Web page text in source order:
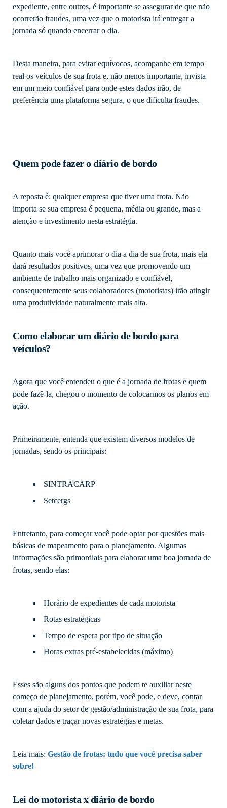
expediente, entre outros, é importante se assegurar de que não
ocorrerão fraudes, uma vez que o motorista irá entregar a
jornada só quando encerrar o dia.
Desta maneira, para evitar equívocos, acompanhe em tempo
real os veículos de sua frota e, não menos importante, invista
em um meio confiável para onde estes dados irão, de
preferência uma plataforma segura, o que dificulta fraudes.
Quem pode fazer o diário de bordo
A reposta é: qualquer empresa que tiver uma frota. Não
importa se sua empresa é pequena, média ou grande, mas a
atenção e investimento nesta estratégia.
Quanto mais você aprimorar o dia a dia de sua frota, mais ela
dará resultados positivos, uma vez que promovendo um
ambiente de trabalho mais organizado e confiável,
consequentemente seus colaboradores (motoristas) irão atingir
uma produtividade naturalmente mais alta.
Como elaborar um diário de bordo para
veículos?
Agora que você entendeu o que é a jornada de frotas e quem
pode fazê-la, chegou o momento de colocarmos os planos em
ação.
Primeiramente, entenda que existem diversos modelos de
jornadas, sendo os principais:
SINTRACARP
Setcergs
Entretanto, para começar você pode optar por questões mais
básicas de mapeamento para o planejamento. Algumas
informações são primordiais para elaborar uma boa jornada de
frotas, sendo elas:
Horário de expedientes de cada motorista
Rotas estratégicas
Tempo de espera por tipo de situação
Horas extras pré-estabelecidas (máximo)
Esses são alguns dos pontos que podem te auxiliar neste
começo de planejamento, porém, você pode, e deve, contar
com a ajuda do setor de gestão/administração de sua frota, para
coletar dados e traçar novas estratégias e metas.
Leia mais: Gestão de frotas: tudo que você precisa saber
sobre!
Lei do motorista x diário de bordo